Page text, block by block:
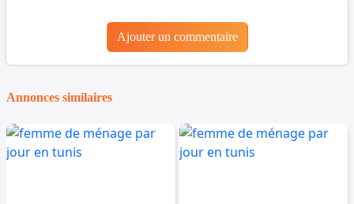
Ajouter un commentaire
Annonces similaires